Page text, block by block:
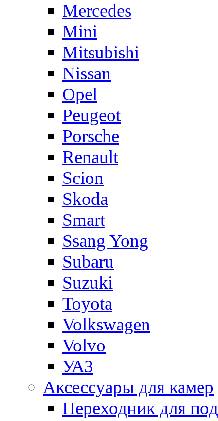
Mercedes
Mini
Mitsubishi
Nissan
Opel
Peugeot
Porsche
Renault
Scion
Skoda
Smart
Ssang Yong
Subaru
Suzuki
Toyota
Volkswagen
Volvo
УАЗ
Аксессуары для камер
Переходник для